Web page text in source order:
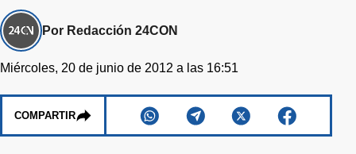
Por Redacción 24CON
Miércoles, 20 de junio de 2012 a las 16:51
COMPARTIR